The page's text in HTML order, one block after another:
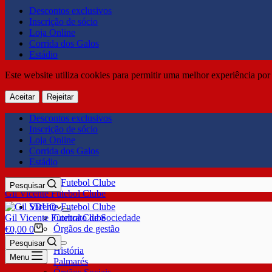
Descontos exclusivos
Inscrição de sócio
Loja Online
Corrida dos Galos
Estádio
Este website utiliza cookies para permitir uma melhor experiência
Aceitar Rejeitar
Descontos exclusivos
Inscrição de sócio
Loja Online
Corrida dos Galos
Estádio
Gil Vicente Futebol Clube
Pesquisar
SDUQ
Contrato de Sociedade
Órgãos de gestão
Clube
História
Palmarés
Gil Vicente Futebol Clube
€0,00 0
Pesquisar
Menu